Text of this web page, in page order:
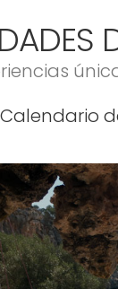
Calendario